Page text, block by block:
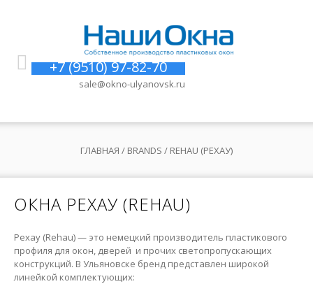
+7 (9510) 97-82-70
sale@okno-ulyanovsk.ru
ГЛАВНАЯ / BRANDS / REHAU (РЕХАУ)
ОКНА РЕХАУ (REHAU)
Рехау (Rehau) — это немецкий производитель пластикового
профиля для окон, дверей и прочих светопропускающих
конструкций. В Ульяновске бренд представлен широкой
линейкой комплектующих: